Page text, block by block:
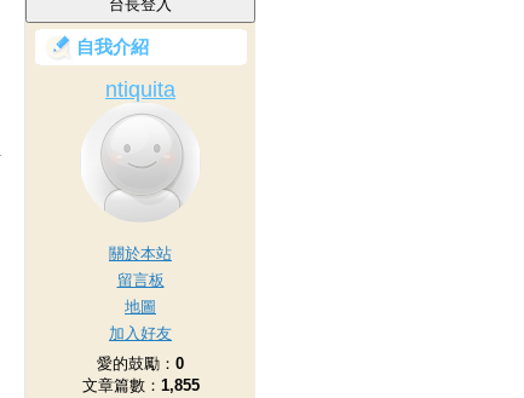
自我介紹
ntiquita
關於本站
留言板
地圖
加入好友
愛的鼓勵： 0
文章篇數： 1,855